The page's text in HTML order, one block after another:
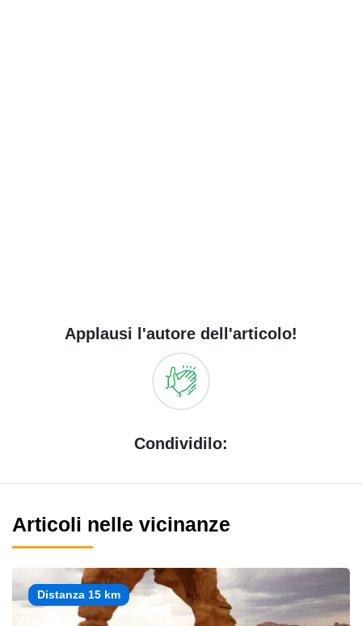
Applausi l'autore dell'articolo!
Condividilo:
Articoli nelle vicinanze
Distanza 15 km